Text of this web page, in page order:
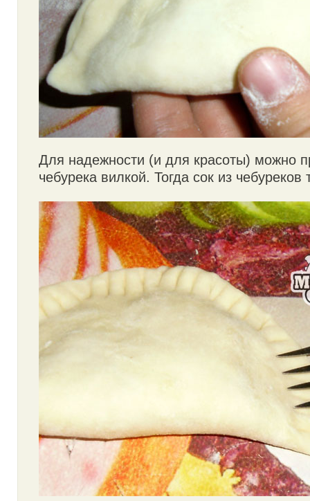
Для надежности (и для красоты) можно
чебурека вилкой. Тогда сок из чебуреков